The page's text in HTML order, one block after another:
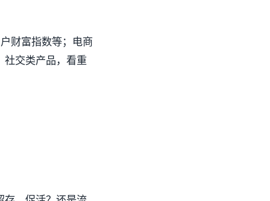
财富指数等；电商
社交类产品，看重